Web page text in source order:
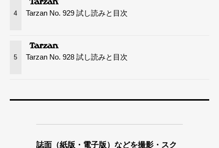
4 Tarzan No. 929 試し読みと目次
5 Tarzan No. 928 試し読みと目次
誌面（紙版・電子版）などを撮影・スク